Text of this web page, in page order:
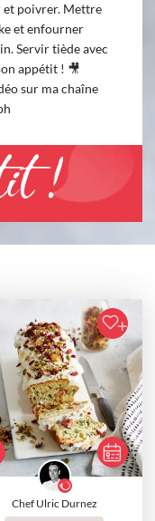
et poivrer. Mettre
et enfourner
Servir tiède avec
appétit ! 🎥
sur ma chaîne
!
Chef Ulric Durnez